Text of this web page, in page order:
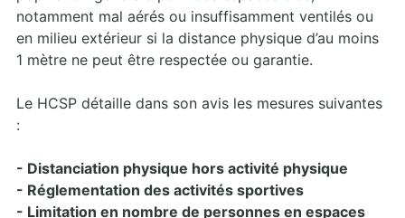
notamment mal aérés ou insuffisamment ventilés ou
en milieu extérieur si la distance physique d’au moins
1 mètre ne peut être respectée ou garantie.
Le HCSP détaille dans son avis les mesures suivantes
:
- Distanciation physique hors activité physique
- Réglementation des activités sportives
- Limitation en nombre de personnes en espaces